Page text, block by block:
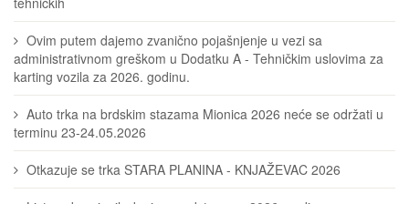
Ovim putem dajemo zvanično pojašnjenje u vezi sa
administrativnom greškom u Dodatku A - Tehničkim uslovima za
karting vozila za 2026. godinu.
Auto trka na brdskim stazama Mionica 2026 neće se održati u
terminu 23-24.05.2026
Otkazuje se trka STARA PLANINA - KNJAŽEVAC 2026